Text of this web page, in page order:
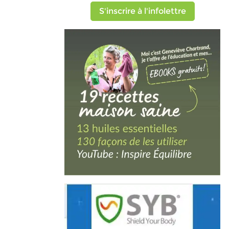
S'inscrire à l'infolettre